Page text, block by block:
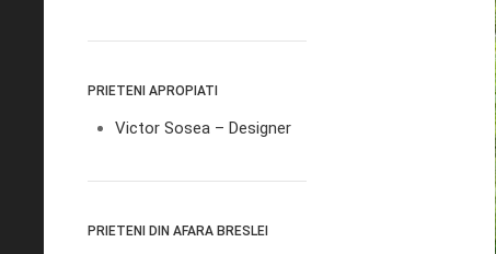
PRIETENI APROPIATI
Victor Sosea – Designer
PRIETENI DIN AFARA BRESLEI